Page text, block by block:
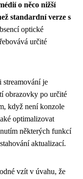
o něco nižší
standardní verze s
optické
určité
je
obrazovky po určité
když není konzole
optimalizovat
některých funkcí
aktualizací.
vzít v úvahu, že